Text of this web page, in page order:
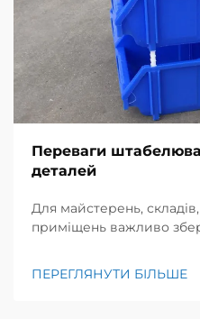
Переваги
деталей
Для майстерень,
приміщень важливо
деталей стали
ПЕРЕГЛЯНУТИ БІЛЬШЕ